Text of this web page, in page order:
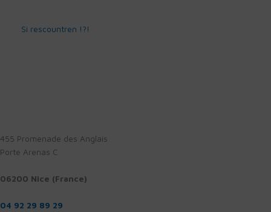
Si rescountren !?!
455 Promenade des Anglais
Porte Arenas C
06200 Nice (France)
04 92 29 89 29